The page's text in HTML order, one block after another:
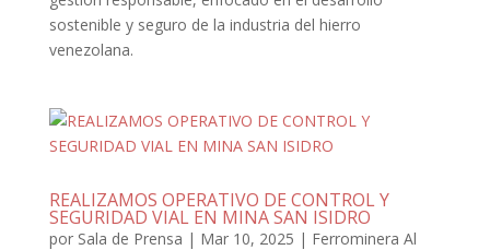
sostenible y seguro de la industria del hierro
venezolana.
REALIZAMOS OPERATIVO DE CONTROL Y
SEGURIDAD VIAL EN MINA SAN ISIDRO
por Sala de Prensa | Mar 10, 2025 | Ferrominera Al